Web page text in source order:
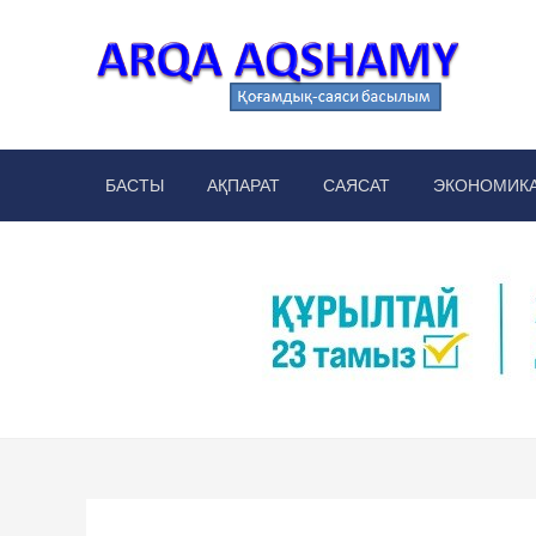
БАСТЫ АҚПАРАТ САЯСАТ